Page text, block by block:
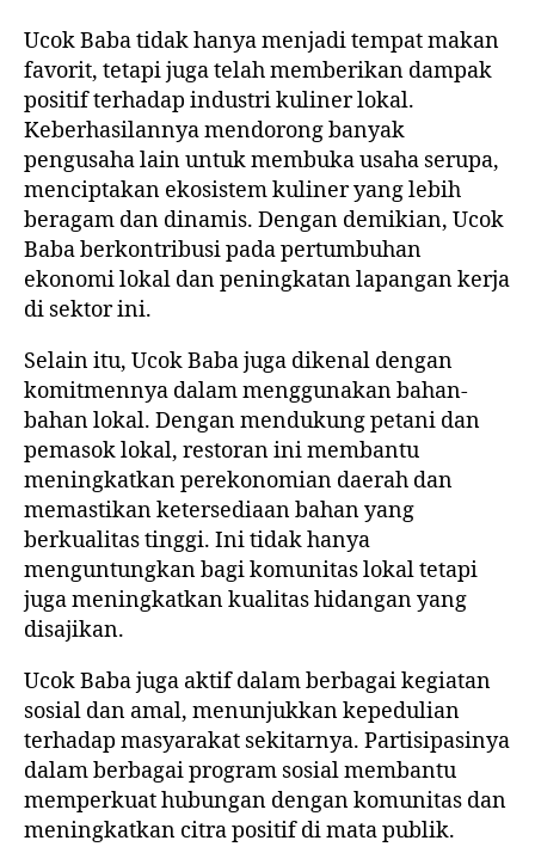
Ucok Baba tidak hanya menjadi tempat makan
favorit, tetapi juga telah memberikan dampak
positif terhadap industri kuliner lokal.
Keberhasilannya mendorong banyak
pengusaha lain untuk membuka usaha serupa,
menciptakan ekosistem kuliner yang lebih
beragam dan dinamis. Dengan demikian, Ucok
Baba berkontribusi pada pertumbuhan
ekonomi lokal dan peningkatan lapangan kerja
di sektor ini.
Selain itu, Ucok Baba juga dikenal dengan
komitmennya dalam menggunakan bahan-
bahan lokal. Dengan mendukung petani dan
pemasok lokal, restoran ini membantu
meningkatkan perekonomian daerah dan
memastikan ketersediaan bahan yang
berkualitas tinggi. Ini tidak hanya
menguntungkan bagi komunitas lokal tetapi
juga meningkatkan kualitas hidangan yang
disajikan.
Ucok Baba juga aktif dalam berbagai kegiatan
sosial dan amal, menunjukkan kepedulian
terhadap masyarakat sekitarnya. Partisipasinya
dalam berbagai program sosial membantu
memperkuat hubungan dengan komunitas dan
meningkatkan citra positif di mata publik.